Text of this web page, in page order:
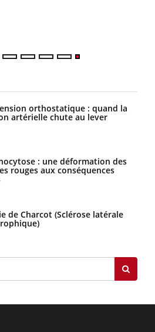
orthostatique : quand la
artérielle chute au lever
: une déformation des
rouges aux conséquences
de Charcot (Sclérose latérale